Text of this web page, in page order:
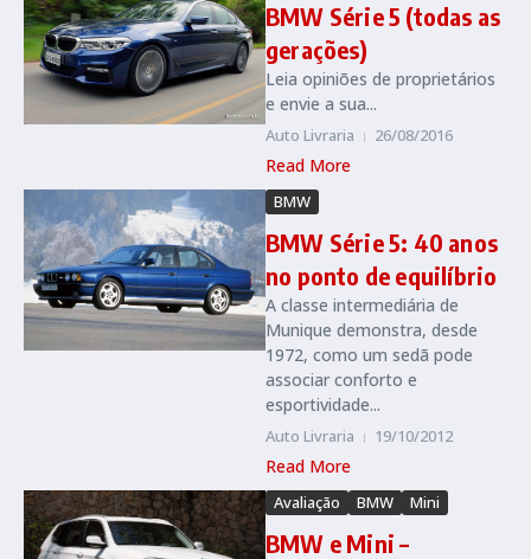
BMW Série 5 (todas as
gerações)
Leia opiniões de proprietários
e envie a sua...
Auto Livraria 26/08/2016
Read More
BMW
BMW Série 5: 40 anos
no ponto de equilíbrio
A classe intermediária de
Munique demonstra, desde
1972, como um sedã pode
associar conforto e
esportividade...
Auto Livraria 19/10/2012
Read More
Avaliação BMW Mini
BMW e Mini –